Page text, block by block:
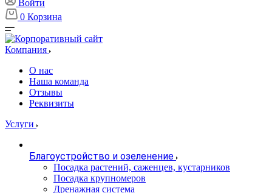
Войти
0 Корзина
Компания
О нас
Наша команда
Отзывы
Реквизиты
Услуги
Благоустройство и озеленение
Посадка растений, саженцев, кустарников
Посадка крупномеров
Дренажная система